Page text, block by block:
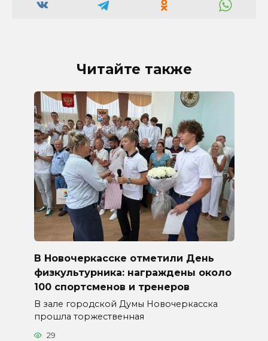
Читайте также
В Новочеркасске отметили День
физкультурника: награждены около
100 спортсменов и тренеров
В зале городской Думы Новочеркасска
прошла торжественная
29